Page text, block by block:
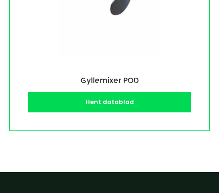
Gyllemixer POD
Hent datablad